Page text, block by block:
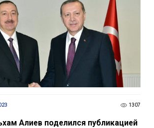
1307
Алиев поделился публикацией